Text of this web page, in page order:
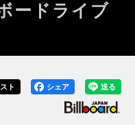
ードライブ
送る
シェア
ト